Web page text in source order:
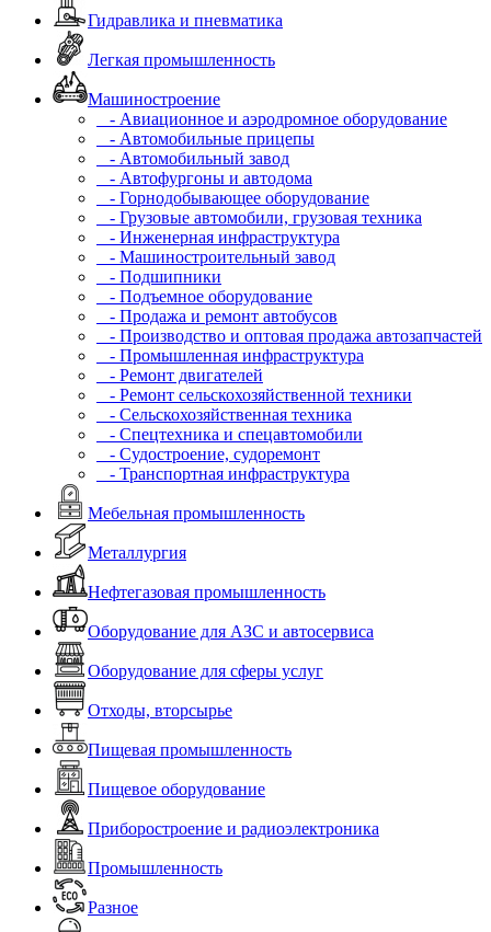
Гидравлика и пневматика
Легкая промышленность
Машиностроение
- Авиационное и аэродромное оборудование
- Автомобильные прицепы
- Автомобильный завод
- Автофургоны и автодома
- Горнодобывающее оборудование
- Грузовые автомобили, грузовая техника
- Инженерная инфраструктура
- Машиностроительный завод
- Подшипники
- Подъемное оборудование
- Продажа и ремонт автобусов
- Производство и оптовая продажа автозапчастей
- Промышленная инфраструктура
- Ремонт двигателей
- Ремонт сельскохозяйственной техники
- Сельскохозяйственная техника
- Спецтехника и спецавтомобили
- Судостроение, судоремонт
- Транспортная инфраструктура
Мебельная промышленность
Металлургия
Нефтегазовая промышленность
Оборудование для АЗС и автосервиса
Оборудование для сферы услуг
Отходы, вторсырье
Пищевая промышленность
Пищевое оборудование
Приборостроение и радиоэлектроника
Промышленность
Разное